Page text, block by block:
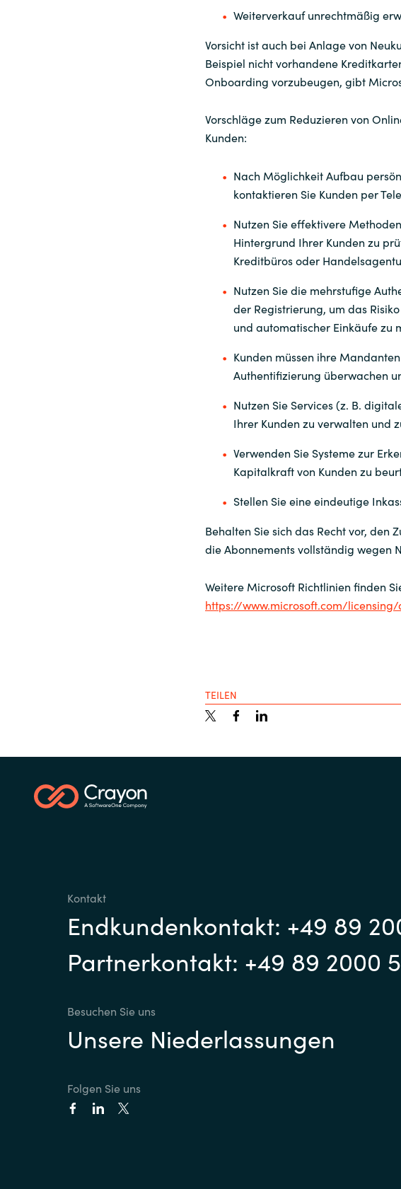
Weiterverkauf unrechtmäßig
Vorsicht ist auch bei Anlage von
Beispiel nicht vorhandene
Onboarding vorzubeugen, gibt
Vorschläge zum Reduzieren von
Kunden:
Nach Möglichkeit Aufbau
kontaktieren Sie Kunden per
Nutzen Sie effektivere
Hintergrund Ihrer Kunden zu
Kreditbüros oder
Nutzen Sie die mehrstufige
der Registrierung, um das
und automatischer Einkäufe zu
Kunden müssen ihre
Authentifizierung überwachen
Nutzen Sie Services (z. B.
Ihrer Kunden zu verwalten und
Verwenden Sie Systeme zur
Kapitalkraft von Kunden zu
Stellen Sie eine eindeutige
Behalten Sie sich das Recht vor, den
die Abonnements vollständig wegen
Weitere Microsoft Richtlinien finden
https://www.microsoft.com/licensing/
TEILEN
Kontakt
Endkundenkontakt: +49 89
Partnerkontakt: +49 89 2000
Besuchen Sie uns
Unsere Niederlassungen
Folgen Sie uns